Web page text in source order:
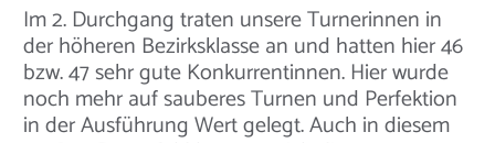
Im 2. Durchgang traten unsere Turnerinnen in
der höheren Bezirksklasse an und hatten hier 46
bzw. 47 sehr gute Konkurrentinnen. Hier wurde
noch mehr auf sauberes Turnen und Perfektion
in der Ausführung Wert gelegt. Auch in diesem